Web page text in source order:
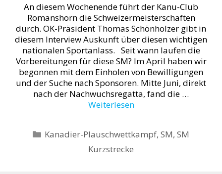
An diesem Wochenende führt der Kanu-Club
Romanshorn die Schweizermeisterschaften
durch. OK-Präsident Thomas Schönholzer gibt in
diesem Interview Auskunft über diesen wichtigen
nationalen Sportanlass. Seit wann laufen die
Vorbereitungen für diese SM? Im April haben wir
begonnen mit dem Einholen von Bewilligungen
und der Suche nach Sponsoren. Mitte Juni, direkt
nach der Nachwuchsregatta, fand die …
Weiterlesen
Kategorien
Kanadier-Plauschwettkampf, SM, SM
Kurzstrecke